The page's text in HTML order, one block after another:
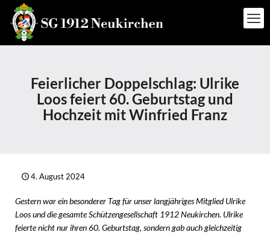
Feierlicher Doppelschlag: Ulrike
Loos feiert 60. Geburtstag und
Hochzeit mit Winfried Franz
4. August 2024
Gestern war ein besonderer Tag für unser langjähriges Mitglied Ulrike
Loos und die gesamte Schützengesellschaft 1912 Neukirchen. Ulrike
feierte nicht nur ihren 60. Geburtstag, sondern gab auch gleichzeitig